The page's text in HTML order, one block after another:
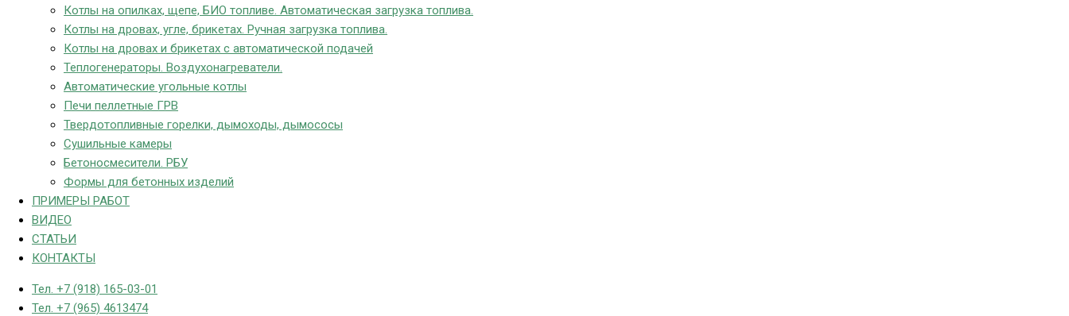
Котлы на опилках, щепе, БИО топливе. Автоматическая загрузка топлива.
Котлы на дровах, угле, брикетах. Ручная загрузка топлива.
Котлы на дровах и брикетах с автоматической подачей
Теплогенераторы. Воздухонагреватели.
Автоматические угольные котлы
Печи пеллетные ГРВ
Твердотопливные горелки, дымоходы, дымососы
Сушильные камеры
Бетоносмесители. РБУ
Формы для бетонных изделий
ПРИМЕРЫ РАБОТ
ВИДЕО
СТАТЬИ
КОНТАКТЫ
Тел. +7 (918) 165-03-01
Тел. +7 (965) 4613474